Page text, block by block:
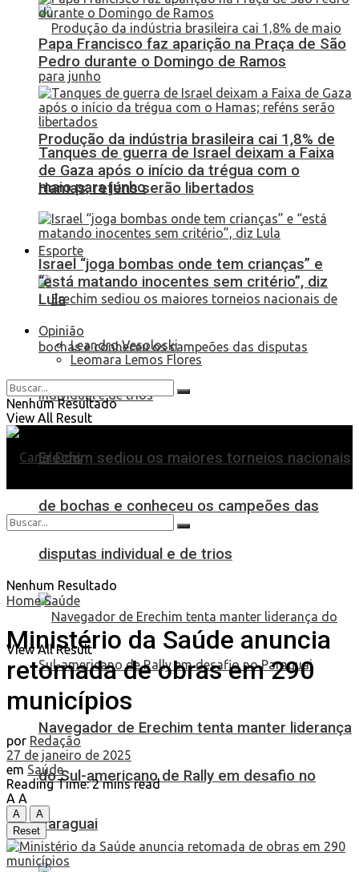
Produção da indústria brasileira cai 1,8% de
maio para junho
Esporte
Erechim sediou os maiores torneios nacionais
de bochas e conheceu os campeões das
disputas individual e de trios
Navegador de Erechim tenta manter liderança
do Sul-americano de Rally em desafio no
Paraguai
Papa Francisco faz aparição na Praça de São
Pedro durante o Domingo de Ramos
Tanques de guerra de Israel deixam a Faixa
de Gaza após o início da trégua com o
Hamas; reféns serão libertados
Israel “joga bombas onde tem crianças” e
“está matando inocentes sem critério”, diz
Lula
Opinião
Leandro Vesoloski
Leomara Lemos Flores
Nenhum Resultado
View All Result
Nenhum Resultado
View All Result
Home Saúde
Ministério da Saúde anuncia
retomada de obras em 290
municípios
por Redação
27 de janeiro de 2025
em Saúde
Reading Time: 2 mins read
A A
A
A
Reset